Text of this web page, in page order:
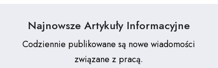
Najnowsze Artykuły Informacyjne
Codziennie publikowane są nowe wiadomości
związane z pracą.